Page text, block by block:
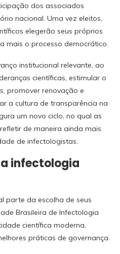
dos associados
nacional. Uma vez eleitos,
elegerão seus próprios
mais o processo democrático.
institucional relevante, ao
científicas, estimular o
promover renovação e
a cultura de transparência na
um novo ciclo, no qual as
de maneira ainda mais
de infectologistas.
infectologia
parte da escolha de seus
Brasileira de Infectologia
científica moderna,
práticas de governança.